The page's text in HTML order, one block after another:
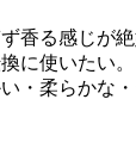
香る感じが
に使いたい。
・柔らかな